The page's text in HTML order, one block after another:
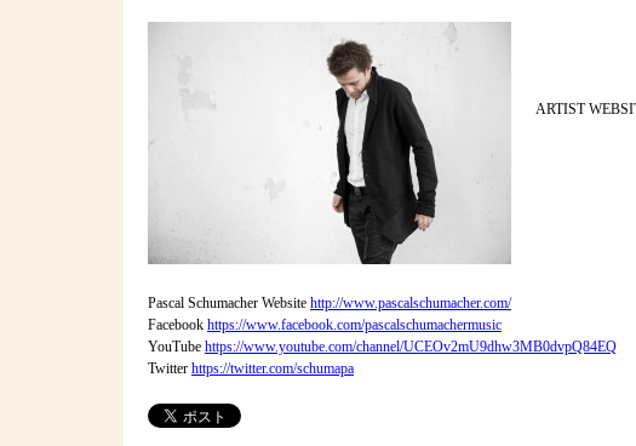
ARTIST
Pascal Schumacher Website http://www.pascalschumacher.com/
Facebook https://www.facebook.com/pascalschumachermusic
YouTube https://www.youtube.com/channel/UCEOv2mU9dhw3MB0dvpQ84EQ
Twitter https://twitter.com/schumapa